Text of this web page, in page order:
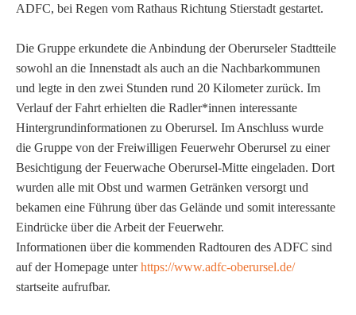
ADFC, bei Regen vom Rathaus Richtung Stierstadt gestartet.
Die Gruppe erkundete die Anbindung der Oberurseler Stadtteile
sowohl an die Innenstadt als auch an die Nachbarkommunen
und legte in den zwei Stunden rund 20 Kilometer zurück. Im
Verlauf der Fahrt erhielten die Radler*innen interessante
Hintergrundinformationen zu Oberursel. Im Anschluss wurde
die Gruppe von der Freiwilligen Feuerwehr Oberursel zu einer
Besichtigung der Feuerwache Oberursel-Mitte eingeladen. Dort
wurden alle mit Obst und warmen Getränken versorgt und
bekamen eine Führung über das Gelände und somit interessante
Eindrücke über die Arbeit der Feuerwehr.
Informationen über die kommenden Radtouren des ADFC sind
auf der Homepage unterhttps://www.adfc-oberursel.de/
startseite aufrufbar.